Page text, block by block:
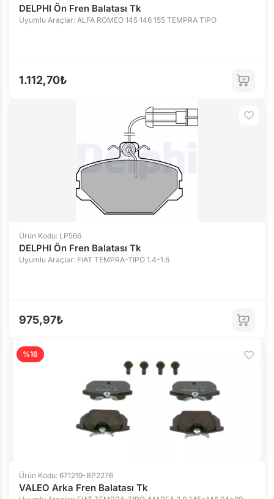
DELPHI Ön Fren Balatası Tk
Uyumlu Araçlar: ALFA ROMEO 145 146 155 TEMPRA TIPO
1.112,70₺
Ürün Kodu: LP566
DELPHI Ön Fren Balatası Tk
Uyumlu Araçlar: FIAT TEMPRA-TIPO 1.4-1.6
975,97₺
%16
Ürün Kodu: 671219-BP2276
VALEO Arka Fren Balatası Tk